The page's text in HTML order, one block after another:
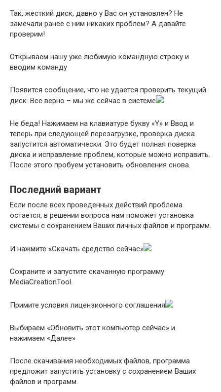
Так, жесткий диск, давно у Вас он установлен? Не
замечали ранее с ним никаких проблем? А давайте
проверим!
Открываем нашу уже любимую командную строку и
вводим команду
Появится сообщение, что не удается проверить текущий
диск. Все верно – мы же сейчас в системе
Не беда! Нажимаем на клавиатуре букву «Y» и Ввод и
теперь при следующей перезагрузке, проверка диска
запустится автоматически. Это будет полная поверка
диска и исправление проблем, которые можно исправить.
После этого пробуем установить обновления снова.
Последний вариант
Если после всех проведенных действий проблема
остается, в решении вопроса нам поможет установка
системы с сохранением Ваших личных файлов и программ.
И нажмите «Скачать средство сейчас»
Сохраните и запустите скачанную программу
MediaCreationTool.
Примите условия лицензионного соглашения
Выбираем «Обновить этот компьютер сейчас» и
нажимаем «Далее»
После скачивания необходимых файлов, программа
предложит запустить установку с сохранением Ваших
файлов и программ.